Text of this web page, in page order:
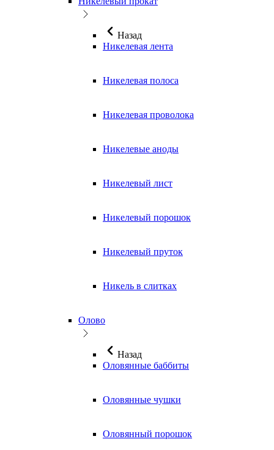
Назад
Никелевая лента
Никелевая полоса
Никелевая проволока
Никелевые аноды
Никелевый лист
Никелевый порошок
Никелевый пруток
Никель в слитках
Олово
Назад
Оловянные баббиты
Оловянные чушки
Оловянный порошок